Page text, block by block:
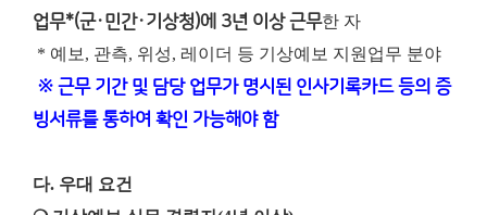
업무*(군·민간·기상청)에 3년 이상 근무한 자
* 예보, 관측, 위성, 레이더 등 기상예보 지원업무 분야
※ 근무 기간 및 담당 업무가 명시된 인사기록카드 등의 증
빙서류를 통하여 확인 가능해야 함
다. 우대 요건